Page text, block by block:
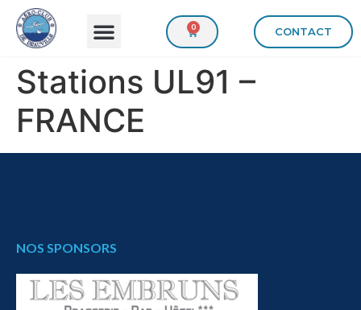
0 CONTACT
Stations UL91 –
FRANCE
NOS SPONSORS